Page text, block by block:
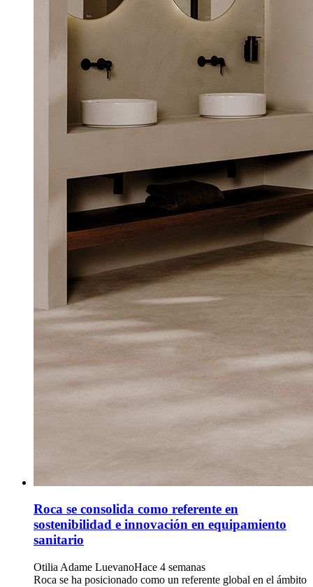
Roca se consolida como referente en
sostenibilidad e innovación en equipamiento
sanitario
Otilia Adame LuevanoHace 4 semanas
Roca se ha posicionado como un referente global en el ámbito